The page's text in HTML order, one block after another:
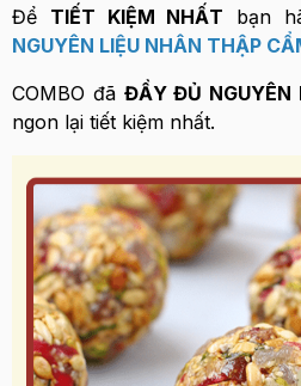
Để TIẾT KIỆM NHẤT bạn
NGUYÊN LIỆU NHÂN THẬP
COMBO đã ĐẦY ĐỦ NGUYÊN
ngon lại tiết kiệm nhất.